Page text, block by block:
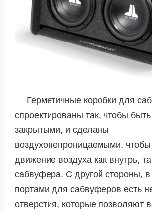
Герметичные коробки для
спроектированы так, чтобы
закрытыми, и сделаны
воздухонепроницаемыми, чтобы
движение воздуха как внутрь,
сабвуфера. С другой стороны, в
портами для сабвуферов есть
отверстия, которые позволяют